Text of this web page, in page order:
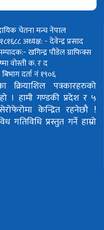
चेतना मन्च नेपाल
अध्यक्ष: - देवेन्द्र प्रसाद
खगिन्द्र पौडेलग्राफिक्स
वोस्तीक. र द
दर्ता नं १९०६
क्रियाशिल पत्रकारहरुको
। हामी गण्डकी प्रदेश र ५
केन्द्रित रहनेछौ !
गतिविधि प्रस्तुत गर्ने हाम्रो